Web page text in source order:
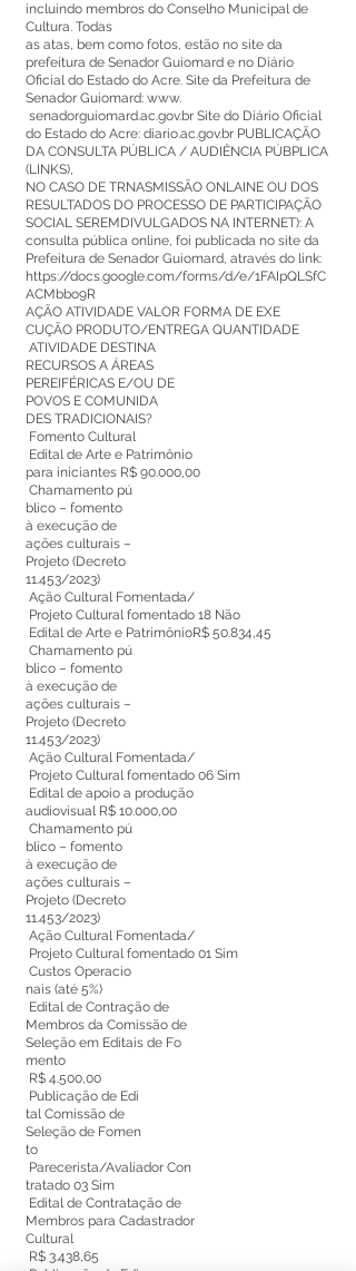
incluindo membros do Conselho Municipal de
Cultura. Todas
as atas, bem como fotos, estão no site da
prefeitura de Senador Guiomard e no Diário
Oficial do Estado do Acre. Site da Prefeitura de
Senador Guiomard: www.
senadorguiomard.ac.gov.br Site do Diário Oficial
do Estado do Acre: diario.ac.gov.br PUBLICAÇÃO
DA CONSULTA PÚBLICA / AUDIÊNCIA PÚBPLICA
(LINKS),
NO CASO DE TRNASMISSÃO ONLAINE OU DOS
RESULTADOS DO PROCESSO DE PARTICIPAÇÃO
SOCIAL SEREMDIVULGADOS NA INTERNET): A
consulta pública online, foi publicada no site da
Prefeitura de Senador Guiomard, através do link:
https://docs.google.com/forms/d/e/1FAIpQLSfC
ACMbbo9R
AÇÃO ATIVIDADE VALOR FORMA DE EXE
CUÇÃO PRODUTO/ENTREGA QUANTIDADE
ATIVIDADE DESTINA
RECURSOS A ÁREAS
PEREIFÉRICAS E/OU DE
POVOS E COMUNIDA
DES TRADICIONAIS?
Fomento Cultural
Edital de Arte e Patrimônio
para iniciantes R$ 90.000,00
Chamamento pú
blico – fomento
à execução de
ações culturais –
Projeto (Decreto
11.453/2023)
Ação Cultural Fomentada/
Projeto Cultural fomentado 18 Não
Edital de Arte e PatrimônioR$ 50.834,45
Chamamento pú
blico – fomento
à execução de
ações culturais –
Projeto (Decreto
11.453/2023)
Ação Cultural Fomentada/
Projeto Cultural fomentado 06 Sim
Edital de apoio a produção
audiovisual R$ 10.000,00
Chamamento pú
blico – fomento
à execução de
ações culturais –
Projeto (Decreto
11.453/2023)
Ação Cultural Fomentada/
Projeto Cultural fomentado 01 Sim
Custos Operacio
nais (até 5%)
Edital de Contração de
Membros da Comissão de
Seleção em Editais de Fo
mento
R$ 4.500,00
Publicação de Edi
tal Comissão de
Seleção de Fomen
to
Parecerista/Avaliador Con
tratado 03 Sim
Edital de Contratação de
Membros para Cadastrador
Cultural
R$ 3.438,65